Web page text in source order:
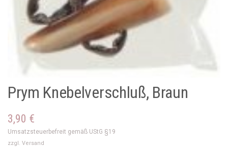
Prym Knebelverschluß, Braun
3,90 €
Umsatzsteuerbefreit gemäß UStG §19
zzgl. Versand